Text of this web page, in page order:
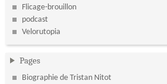
Flicage-brouillon
podcast
Velorutopia
Pages
Biographie de Tristan Nitot